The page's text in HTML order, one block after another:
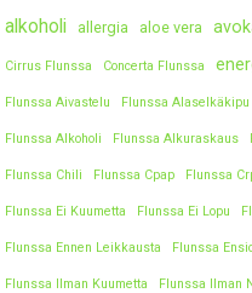
alkoholi allergia aloe vera
Cirrus Flunssa Concerta Flunssa
Flunssa Aivastelu Flunssa Alaselkäkipu
Flunssa Alkoholi Flunssa Alkuraskaus
Flunssa Chili Flunssa Cpap Flunssa
Flunssa Ei Kuumetta Flunssa Ei Lopu
Flunssa Ennen Leikkausta Flunssa
Flunssa Ilman Kuumetta Flunssa Ilman